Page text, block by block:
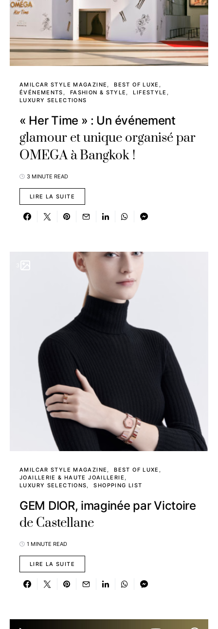
AMILCAR STYLE MAGAZINE
BEST OF LUXE
ÉVÉNEMENTS
FASHION & STYLE
LIFESTYLE
LUXURY SELECTIONS
« Her Time » : Un événement
glamour et unique organisé par
OMEGA à Bangkok !
3 MINUTE READ
LIRE LA SUITE
AMILCAR STYLE MAGAZINE
BEST OF LUXE
JOAILLERIE & HAUTE JOAILLERIE
LUXURY SELECTIONS
SHOPPING LIST
GEM DIOR, imaginée par Victoire
de Castellane
1 MINUTE READ
LIRE LA SUITE